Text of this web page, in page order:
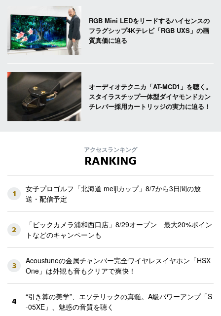
RGB Mini LEDをリードするハイセンスの
フラグシップ4Kテレビ「RGB UXS」の画
質真価に迫る
オーディオテクニカ「AT-MCD1」を聴く。
スタイラスチップ一体型ダイヤモンドカン
チレバー採用カートリッジの実力に迫る！
アクセスランキング
RANKING
1
女子プロゴルフ「北海道 meijiカップ」8/7から3日間の放
送・配信予定
2
「ビックカメラ浦和西口店」8/29オープン 最大20%ポイン
トなどのキャンペーンも
3
Acoustuneの金属チャンバー完全ワイヤレスイヤホン「HSX
One」は外観も音もクリアで爽快！
4
“引き算の美学”、エソテリックの真髄。A級パワーアンプ「S
-05XE」、魅惑の音質を聴く